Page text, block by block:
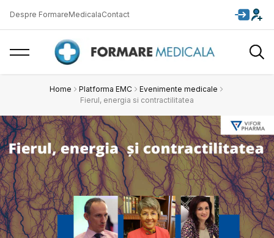
Despre FormareMedicalaContact
Home Platforma EMC
Evenimente medicale
Fierul, energia si contractilitatea